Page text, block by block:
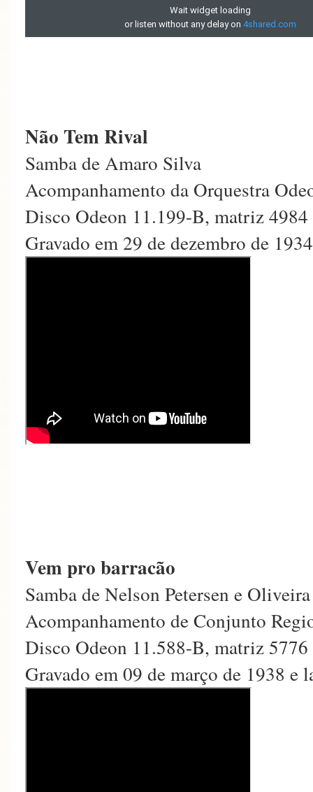
Não Tem Rival
Samba de Amaro Silva
Acompanhamento da Orquestra
Disco Odeon 11.199-B, matriz 4984
Gravado em 29 de dezembro de
Vem pro barracão
Samba de Nelson Petersen e
Acompanhamento de Conjunto
Disco Odeon 11.588-B, matriz 5776
Gravado em 09 de março de 1938 e